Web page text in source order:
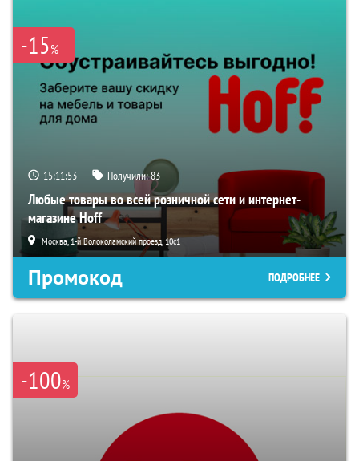
-15%
15:11:52 Получили:83
Любые товары во всей розничной сети и интернет-
магазине Hoff
Москва, 1-й Волоколамский проезд, 10с1
Промокод ПОДРОБНЕЕ
-100%